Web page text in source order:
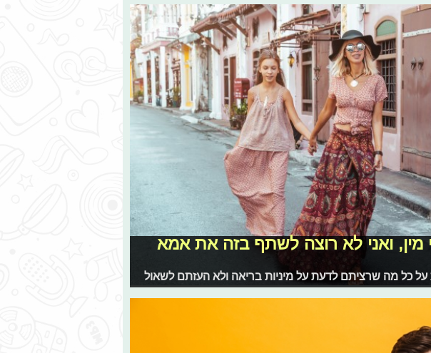
מין, ואני לא רוצה לשתף בזה את אמא
כל מה שרציתם לדעת על מיניות בריאה ולא העזתם לשאול